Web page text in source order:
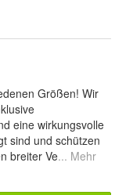
Größen! Wir
eine wirkungsvolle
sind und schützen
breiter Ve... Mehr